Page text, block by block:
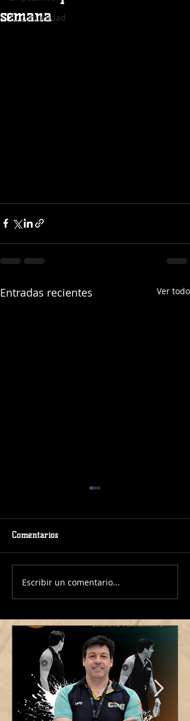
Tu comunidad
semana
Entradas recientes Ver todo
¡Manuela Martínez
continúa al frente de
Comentarios
Escribir un comentario...